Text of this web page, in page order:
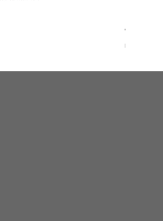
Wuben
ราคา
฿95.00